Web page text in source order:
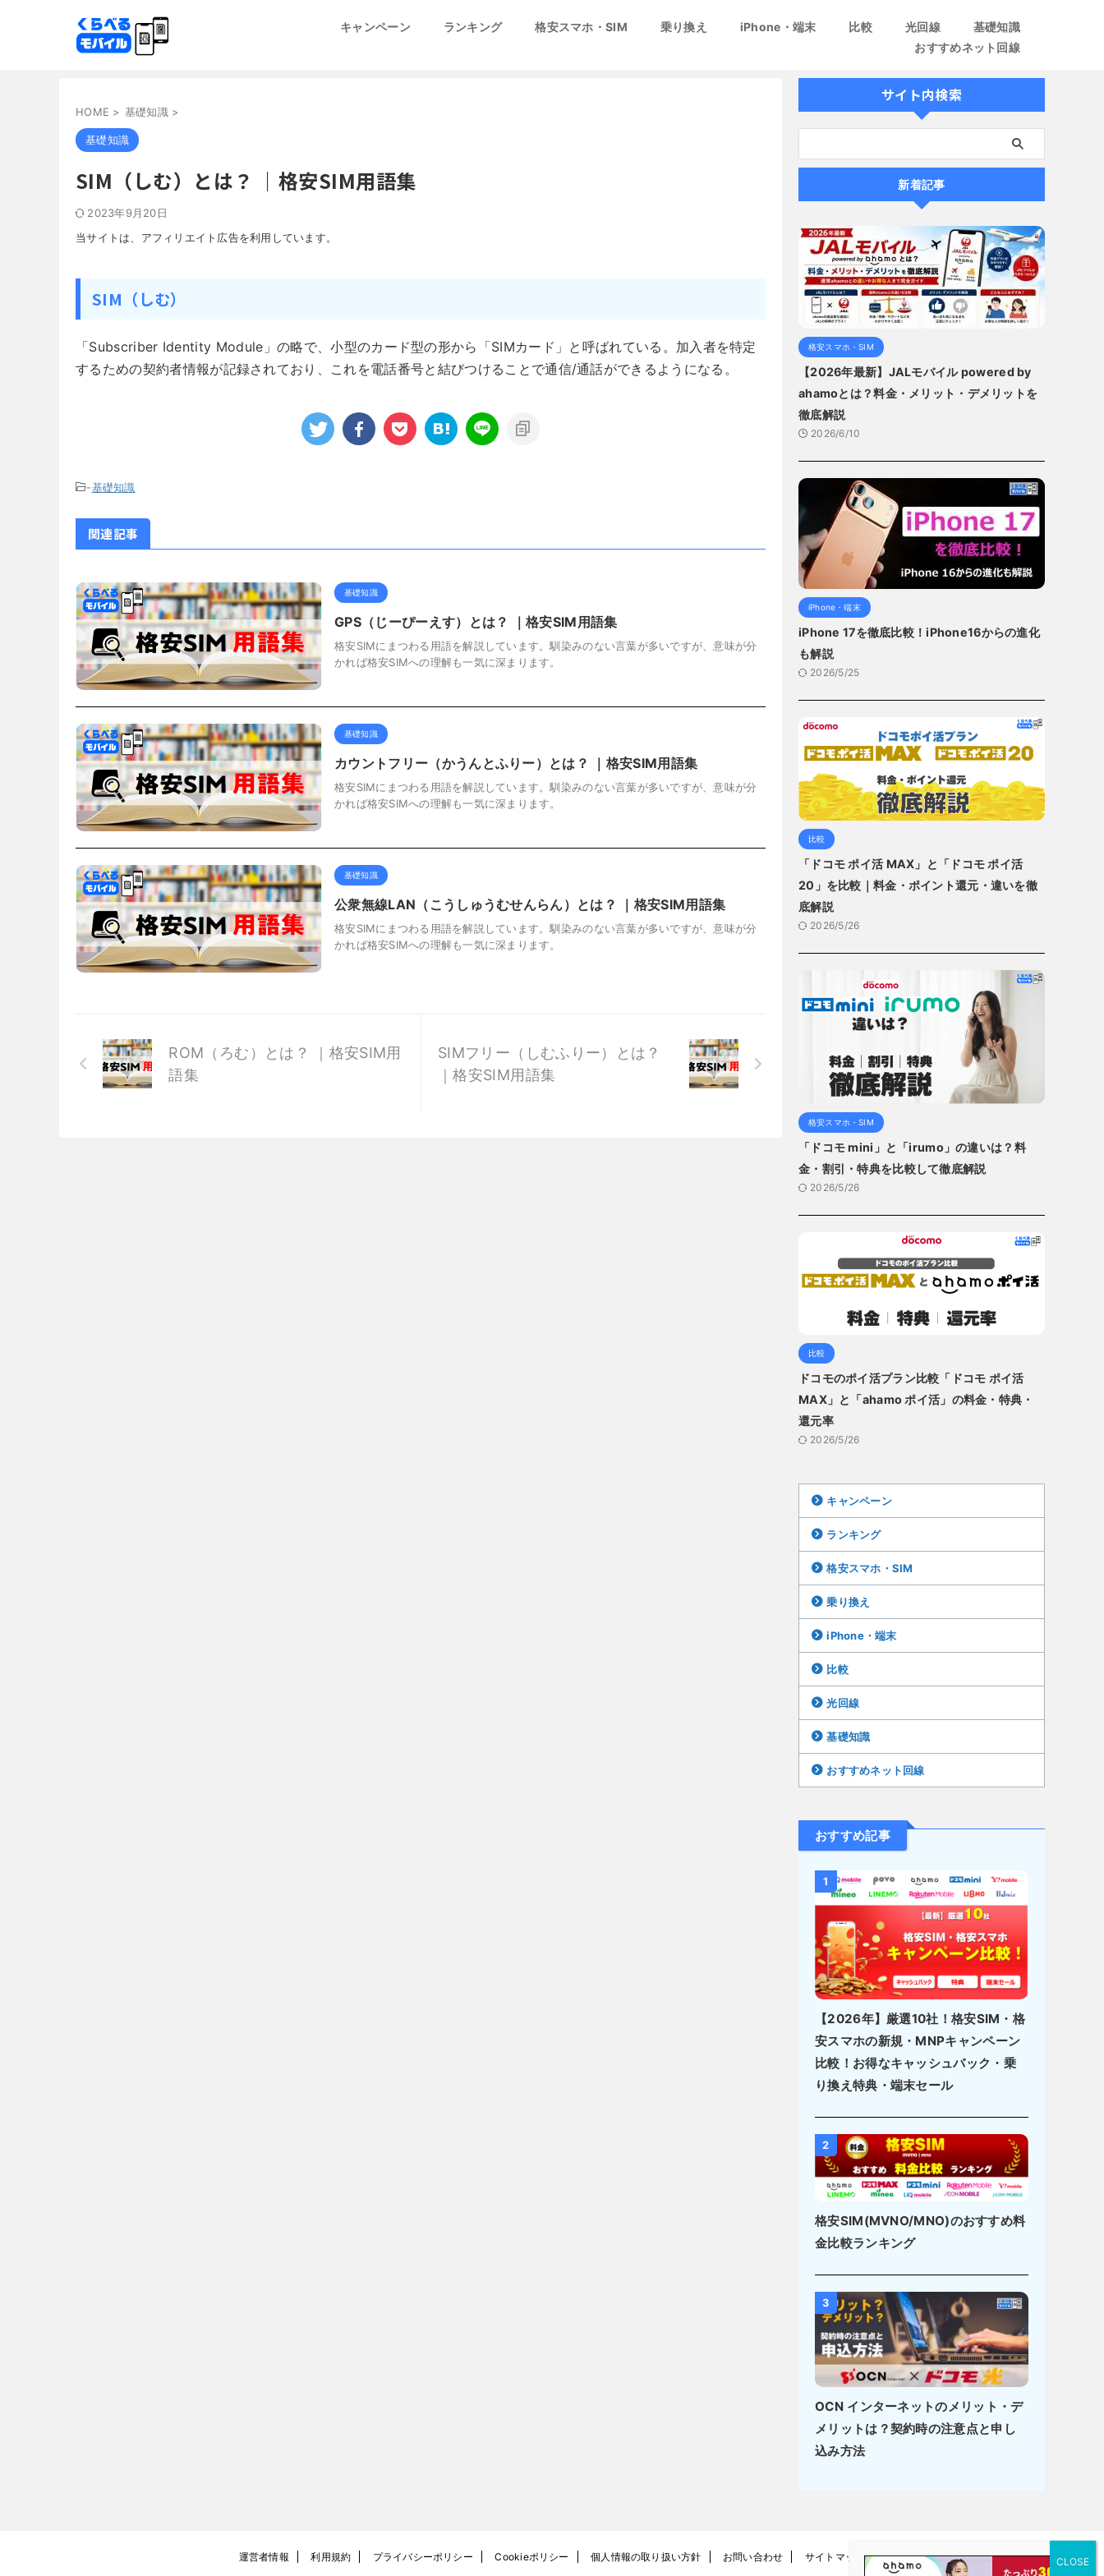
キャンペーン ランキング 格安スマホ・SIM 乗り換え iPhone・端末 比較 光回線
基礎知識
おすすめネット回線
HOME > 基礎知識 >
基礎知識
SIM（しむ）とは？ ｜格安SIM用語集
2023年9月20日
当サイトは、アフィリエイト広告を利用しています。
SIM（しむ）
「Subscriber Identity Module」の略で、小型のカード型の形から「SIMカード」と呼ばれている。加入者を特定
するための契約者情報が記録されており、これを電話番号と結びつけることで通信/通話ができるようになる。
-基礎知識
関連記事
基礎知識
GPS（じーぴーえす）とは？ ｜格安SIM用語集
格安SIMにまつわる用語を解説しています。馴染みのない言葉が多いですが、意味が分
かれば格安SIMへの理解も一気に深まります。
基礎知識
カウントフリー（かうんとふりー）とは？ ｜格安SIM用語集
格安SIMにまつわる用語を解説しています。馴染みのない言葉が多いですが、意味が分
かれば格安SIMへの理解も一気に深まります。
基礎知識
公衆無線LAN（こうしゅうむせんらん）とは？ ｜格安SIM用語集
格安SIMにまつわる用語を解説しています。馴染みのない言葉が多いですが、意味が分
かれば格安SIMへの理解も一気に深まります。
ROM（ろむ）とは？ ｜格安SIM用
語集
SIMフリー（しむふりー）とは？
｜格安SIM用語集
サイト内検索
新着記事
格安スマホ・SIM
【2026年最新】JALモバイル powered by
ahamoとは？料金・メリット・デメリットを
徹底解説
2026/6/10
iPhone・端末
iPhone 17を徹底比較！iPhone16からの進化
も解説
2026/5/25
比較
「ドコモ ポイ活 MAX」と「ドコモ ポイ活
20」を比較｜料金・ポイント還元・違いを徹
底解説
2026/5/26
格安スマホ・SIM
「ドコモ mini」と「irumo」の違いは？料
金・割引・特典を比較して徹底解説
2026/5/26
比較
ドコモのポイ活プラン比較「ドコモ ポイ活
MAX」と「ahamo ポイ活」の料金・特典・
還元率
2026/5/26
キャンペーン
ランキング
格安スマホ・SIM
乗り換え
iPhone・端末
比較
光回線
基礎知識
おすすめネット回線
おすすめ記事
1
【2026年】厳選10社！格安SIM・格
安スマホの新規・MNPキャンペーン
比較！お得なキャッシュバック・乗
り換え特典・端末セール
2
格安SIM(MVNO/MNO)のおすすめ料
金比較ランキング
3
OCN インターネットのメリット・デ
メリットは？契約時の注意点と申し
込み方法
運営者情報 利用規約 プライバシーポリシー Cookieポリシー 個人情報の取り扱い方針 お問い合わせ サイトマップ